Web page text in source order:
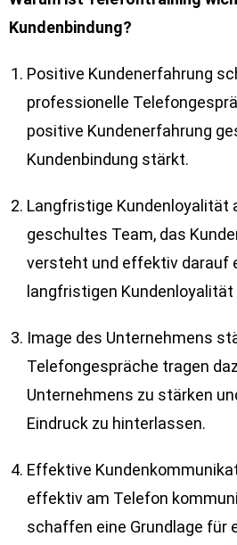
Kundenbindung?
Positive Kundenerfahrung
professionelle
positive Kundenerfahrung
Kundenbindung stärkt.
Langfristige Kundenloyalität
geschultes Team, das
versteht und effektiv darauf
langfristigen Kundenloyalität
Image des Unternehmens
Telefongespräche tragen
Unternehmens zu stärken
Eindruck zu hinterlassen.
Effektive
effektiv am Telefon
schaffen eine Grundlage für